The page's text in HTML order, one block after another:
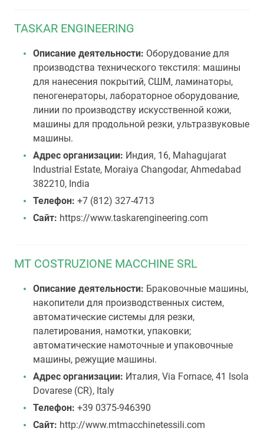
TASKAR ENGINEERING
Описание деятельности: Оборудование для
производства технического текстиля: машины
для нанесения покрытий, СШМ, ламинаторы,
пеногенераторы, лабораторное оборудование,
линии по производству искусственной кожи,
машины для продольной резки, ультразвуковые
машины.
Адрес организации: Индия, 16, Mahagujarat
Industrial Estate, Moraiya Changodar, Ahmedabad
382210, India
Телефон: +7 (812) 327-4713
Сайт: https://www.taskarengineering.com
MT COSTRUZIONE MACCHINE SRL
Описание деятельности: Браковочные машины,
накопители для производственных систем,
автоматические системы для резки,
палетирования, намотки, упаковки;
автоматические намоточные и упаковочные
машины, режущие машины.
Адрес организации: Италия, Via Fornace, 41 Isola
Dovarese (CR), Italy
Телефон: +39 0375-946390
Сайт: http://www.mtmacchinetessili.com